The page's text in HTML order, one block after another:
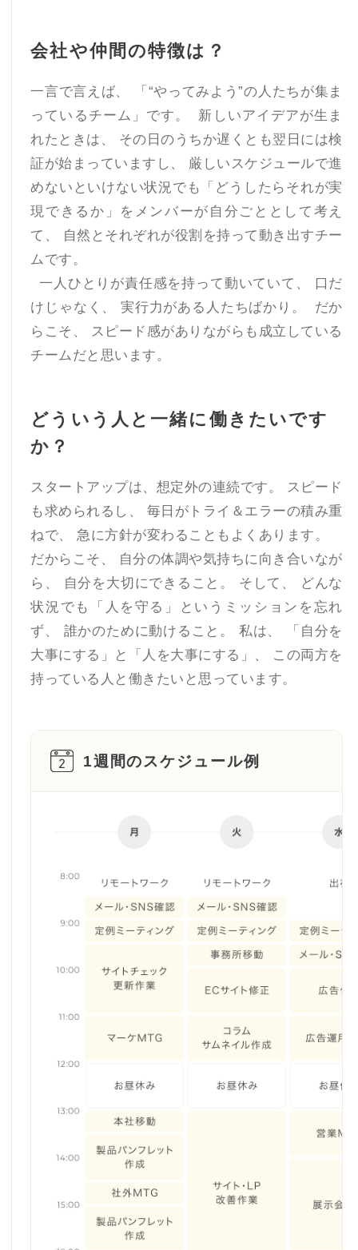
会社や仲間の特徴は？
一言で言えば、 「“やってみよう”の人たちが集ま
っているチーム」です。 新しいアイデアが生ま
れたときは、 その日のうちか遅くとも翌日には検
証が始まっていますし、 厳しいスケジュールで進
めないといけない状況でも「どうしたらそれが実
現できるか」をメンバーが自分ごととして考え
て、 自然とそれぞれが役割を持って動き出すチー
ムです。
一人ひとりが責任感を持って動いていて、 口だ
けじゃなく、 実行力がある人たちばかり。 だか
らこそ、 スピード感がありながらも成立している
チームだと思います。
どういう人と一緒に働きたいです
か？
スタートアップは、想定外の連続です。 スピード
も求められるし、 毎日がトライ＆エラーの積み重
ねで、 急に方針が変わることもよくあります。
だからこそ、 自分の体調や気持ちに向き合いなが
ら、 自分を大切にできること。 そして、 どんな
状況でも「人を守る」というミッションを忘れ
ず、 誰かのために動けること。 私は、 「自分を
大事にする」と「人を大事にする」、 この両方を
持っている人と働きたいと思っています。
1週間のスケジュール例